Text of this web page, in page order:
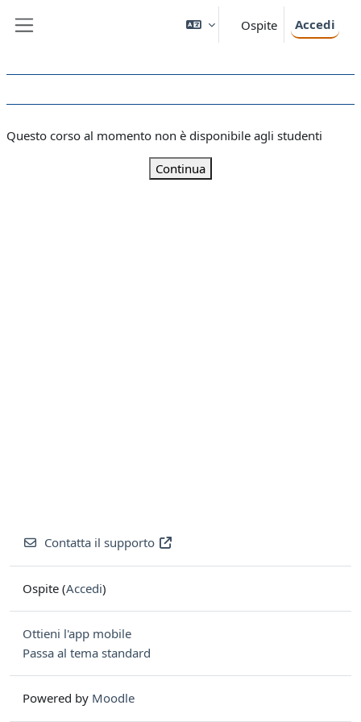
Ospite Accedi
Questo corso al momento non è disponibile agli studenti
Continua
Contatta il supporto
Ospite (Accedi)
Ottieni l'app mobile
Passa al tema standard
Powered by Moodle